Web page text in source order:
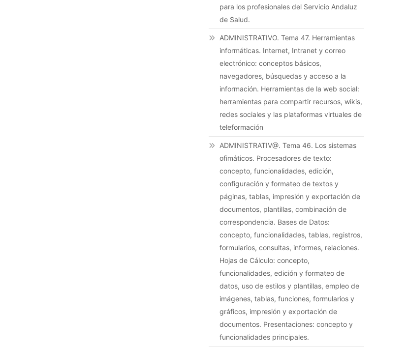
para los profesionales del Servicio Andaluz
de Salud.
ADMINISTRATIVO. Tema 47. Herramientas
informáticas. Internet, Intranet y correo
electrónico: conceptos básicos,
navegadores, búsquedas y acceso a la
información. Herramientas de la web social:
herramientas para compartir recursos, wikis,
redes sociales y las plataformas virtuales de
teleformación
ADMINISTRATIV@. Tema 46. Los sistemas
ofimáticos. Procesadores de texto:
concepto, funcionalidades, edición,
configuración y formateo de textos y
páginas, tablas, impresión y exportación de
documentos, plantillas, combinación de
correspondencia. Bases de Datos:
concepto, funcionalidades, tablas, registros,
formularios, consultas, informes, relaciones.
Hojas de Cálculo: concepto,
funcionalidades, edición y formateo de
datos, uso de estilos y plantillas, empleo de
imágenes, tablas, funciones, formularios y
gráficos, impresión y exportación de
documentos. Presentaciones: concepto y
funcionalidades principales.